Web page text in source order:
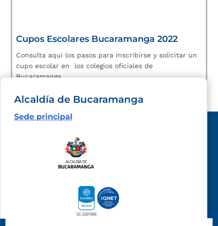
Cupos Escolares Bucaramanga 2022
Consulta aqui los pasos para inscribirse y solicitar un
cupo escolar en los colegios oficiales de
Bucaramanga.
Alcaldía de Bucaramanga
Sede principal